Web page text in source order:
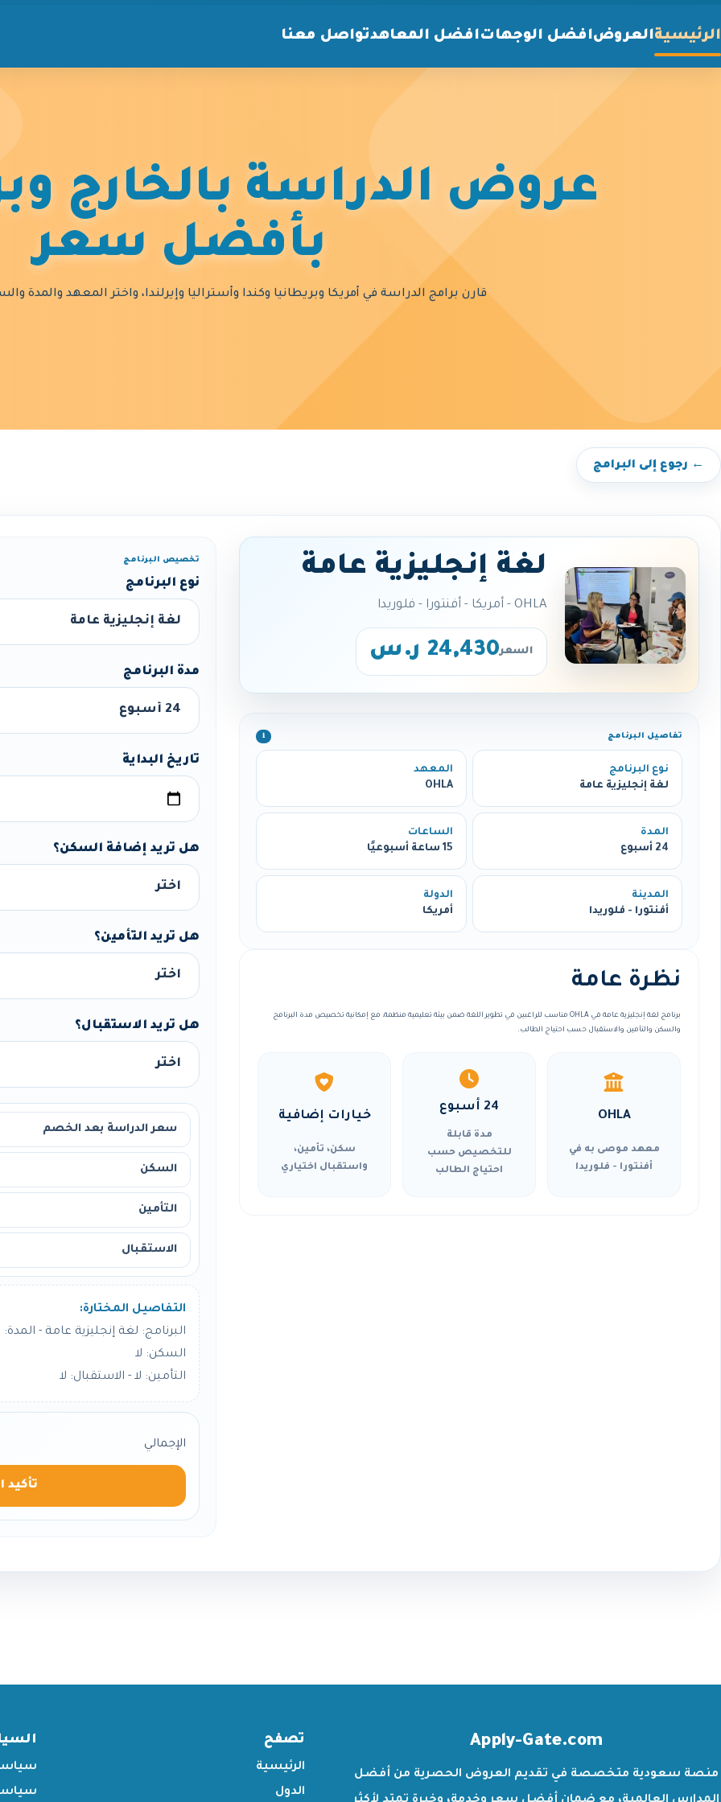
الرئيسيةالعروضافضل الوجهاتافضل المعاهدتواصل معنا
عروض الدراسة بالخارج
بأفضل سعر
قارن برامج الدراسة في أمريكا وبريطانيا وكندا وأستراليا وإيرلندا، واختر المعهد والمدة
← رجوع إلى البرامج
لغة إنجليزية عامة
OHLA - أمريكا - أفنتورا - فلوريدا
السعر24,430 ر.س
تفاصيل البرنامج ℹ️
نوع البرنامج
لغة إنجليزية عامة
المعهد
OHLA
المدة
24 أسبوع
الساعات
15 ساعة أسبوعيًا
المدينة
أفنتورا - فلوريدا
الدولة
أمريكا
نظرة عامة
برنامج لغة إنجليزية عامة في OHLA مناسب للراغبين في تطوير اللغة ضمن بيئة تعليمية منظمة، مع إمكانية تخصيص مدة البرنامج
والسكن والتأمين والاستقبال حسب احتياج الطالب.
OHLA
معهد موصى به في
أفنتورا - فلوريدا
24 أسبوع
مدة قابلة
للتخصيص حسب
احتياج الطالب
خيارات إضافية
سكن، تأمين،
واستقبال اختياري
تخصيص البرنامج
نوع البرنامج
مدة البرنامج
تاريخ البداية
هل تريد إضافة السكن؟
هل تريد التأمين؟
هل تريد الاستقبال؟
سعر الدراسة بعد الخصم
السكن
التأمين
الاستقبال
التفاصيل المختارة:
البرنامج: لغة إنجليزية عامة - المدة: 24 أسبوع
السكن: لا
التأمين: لا - الاستقبال: لا
الإجمالي
تأكيد
Apply-Gate.com
منصة سعودية متخصصة في تقديم العروض الحصرية من أفضل
تصفح
الرئيسية
الدول